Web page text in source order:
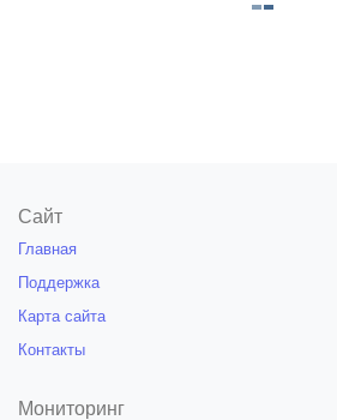
Сайт
Главная
Поддержка
Карта сайта
Контакты
Мониторинг